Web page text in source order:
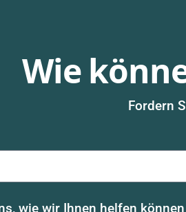
Wie
Fordern
wie wir Ihnen helfen können